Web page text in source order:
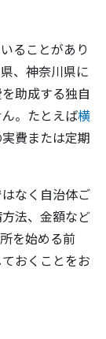
ることがあり
、神奈川県に
助成する独自
。たとえば横
費または定期
なく自治体ご
法、金額など
を始める前
おくことをお